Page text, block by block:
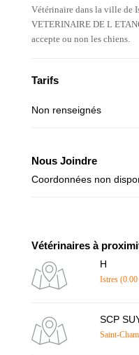
Vétérinaire dans la ville de
VETERINAIRE DE L
accepte ou non les chiens.
Tarifs
Non renseignés
Nous Joindre
Coordonnées non
Vétérinaires à
H
Istres
SCP
Saint-